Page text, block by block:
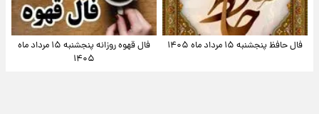
فال حافظ پنجشنبه ۱۵ مرداد ماه ۱۴۰۵
فال قهوه روزانه پنجشنبه ۱۵ مرداد ماه
۱۴۰۵